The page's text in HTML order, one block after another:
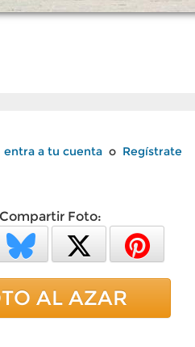
entra a tu cuenta o Regístrate
Compartir Foto:
AL AZAR